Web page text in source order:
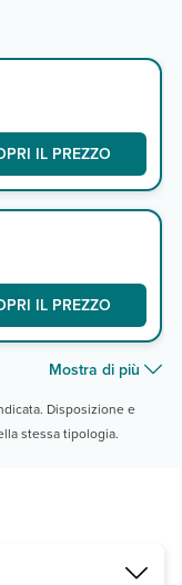
IL PREZZO
IL PREZZO
Mostra di più
Disposizione e
stessa tipologia.